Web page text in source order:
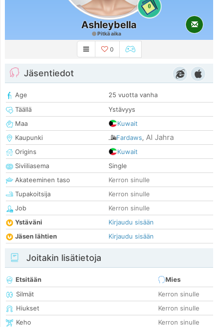
0
Ashleybella
Pitkä aika
0
Jäsentiedot
Age
25 vuotta vanha
Täällä
Ystävyys
Maa
Kuwait
Kaupunki
Fardaws, Al Jahra
Origins
Kuwait
Siviiliasema
Single
Akateeminen taso
Kerron sinulle
Tupakoitsija
Kerron sinulle
Job
Kerron sinulle
Ystäväni
Kirjaudu sisään
Jäsen lähtien
Kirjaudu sisään
Joitakin lisätietoja
Etsitään
Mies
Silmät
Kerron sinulle
Hiukset
Kerron sinulle
Keho
Kerron sinulle